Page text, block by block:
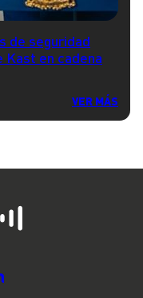
de seguridad
Kast en cadena
VER MÁS